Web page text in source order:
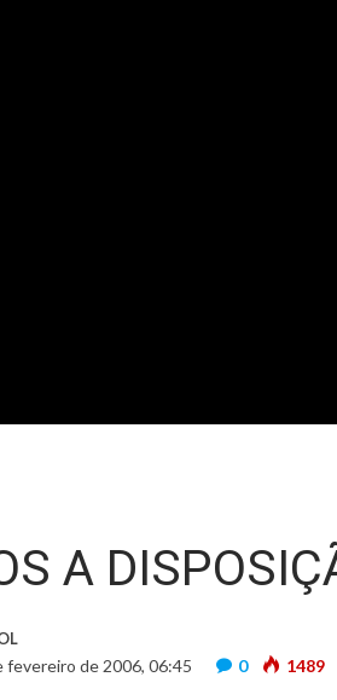
A
fevereiro de 2006, 06:45 0 1489